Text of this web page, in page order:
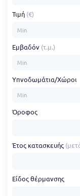
Τιμή (€)
Εμβαδόν (τ.μ.)
Υπνοδωμάτια/Χώροι
Όροφος
Έτος κατασκευής
Είδος θέρμανσης